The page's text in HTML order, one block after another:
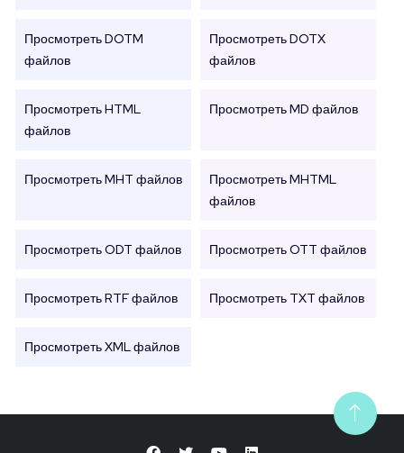
Просмотреть DOTM
файлов
Просмотреть DOTX
файлов
Просмотреть HTML
файлов
Просмотреть MD файлов
Просмотреть MHT файлов
Просмотреть MHTML
файлов
Просмотреть ODT файлов Просмотреть OTT файлов
Просмотреть RTF файлов Просмотреть TXT файлов
Просмотреть XML файлов